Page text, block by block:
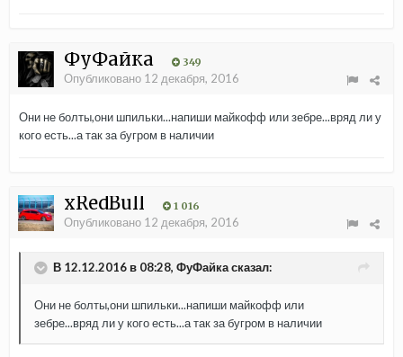
ФуФайка 349
Опубликовано 12 декабря, 2016
Они не болты,они шпильки...напиши майкофф или зебре...вряд ли у
кого есть...а так за бугром в наличии
xRedBull 1 016
Опубликовано 12 декабря, 2016
В 12.12.2016 в 08:28, ФуФайка сказал:
Они не болты,они шпильки...напиши майкофф или
зебре...вряд ли у кого есть...а так за бугром в наличии